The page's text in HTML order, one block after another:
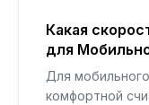
Какая
для
Для
комфортной